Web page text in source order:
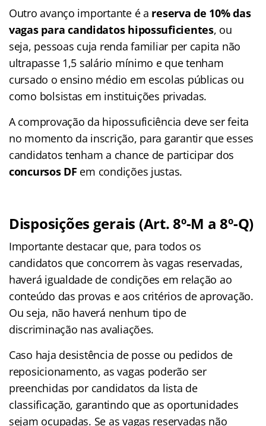
Outro avanço importante é a reserva de 10% das
vagas para candidatos hipossuficientes, ou
seja, pessoas cuja renda familiar per capita não
ultrapasse 1,5 salário mínimo e que tenham
cursado o ensino médio em escolas públicas ou
como bolsistas em instituições privadas.
A comprovação da hipossuficiência deve ser feita
no momento da inscrição, para garantir que esses
candidatos tenham a chance de participar dos
concursos DF em condições justas.
Disposições gerais (Art. 8º-M a 8º-Q)
Importante destacar que, para todos os
candidatos que concorrem às vagas reservadas,
haverá igualdade de condições em relação ao
conteúdo das provas e aos critérios de aprovação.
Ou seja, não haverá nenhum tipo de
discriminação nas avaliações.
Caso haja desistência de posse ou pedidos de
reposicionamento, as vagas poderão ser
preenchidas por candidatos da lista de
classificação, garantindo que as oportunidades
sejam ocupadas. Se as vagas reservadas não